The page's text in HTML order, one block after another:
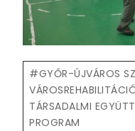
Post
Tags:
#GYŐR-ÚJVÁROS
TÁRSADALMI
PROGRAM